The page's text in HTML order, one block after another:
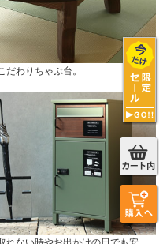
わりちゃぶ台。